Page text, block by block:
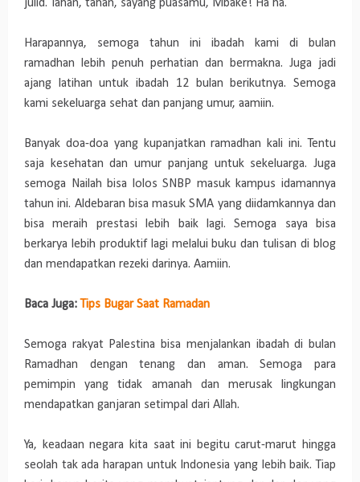
julid. Tahan, tahan, sayang puasamu, Mbake! Ha ha.
Harapannya, semoga tahun ini ibadah kami di bulan
ramadhan lebih penuh perhatian dan bermakna. Juga jadi
ajang latihan untuk ibadah 12 bulan berikutnya. Semoga
kami sekeluarga sehat dan panjang umur, aamiin.
Banyak doa-doa yang kupanjatkan ramadhan kali ini. Tentu
saja kesehatan dan umur panjang untuk sekeluarga. Juga
semoga Nailah bisa lolos SNBP masuk kampus idamannya
tahun ini. Aldebaran bisa masuk SMA yang diidamkannya dan
bisa meraih prestasi lebih baik lagi. Semoga saya bisa
berkarya lebih produktif lagi melalui buku dan tulisan di blog
dan mendapatkan rezeki darinya. Aamiin.
Baca Juga: Tips Bugar Saat Ramadan
Semoga rakyat Palestina bisa menjalankan ibadah di bulan
Ramadhan dengan tenang dan aman. Semoga para
pemimpin yang tidak amanah dan merusak lingkungan
mendapatkan ganjaran setimpal dari Allah.
Ya, keadaan negara kita saat ini begitu carut-marut hingga
seolah tak ada harapan untuk Indonesia yang lebih baik. Tiap